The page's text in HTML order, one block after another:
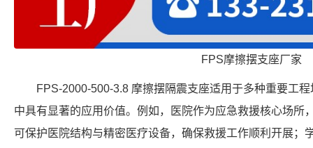
FPS摩擦摆支座厂家
FPS-2000-500-3.8 摩擦摆隔震支座适用于多种重要工
中具有显著的应用价值。例如，医院作为应急救援核心场所
可保护医院结构与精密医疗设备，确保救援工作顺利开展；